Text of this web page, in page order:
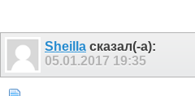
Sheilla сказал(-а):
05.01.2017 19:35